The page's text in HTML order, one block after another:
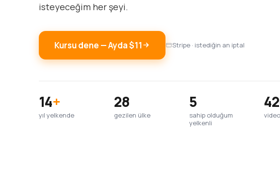
isteyeceğim her şeyi.
Kursu dene — Ayda $11 Stripe · istediğin an iptal
14+
yıl yelkende
28
gezilen ülke
5
sahip olduğum
yelkenli